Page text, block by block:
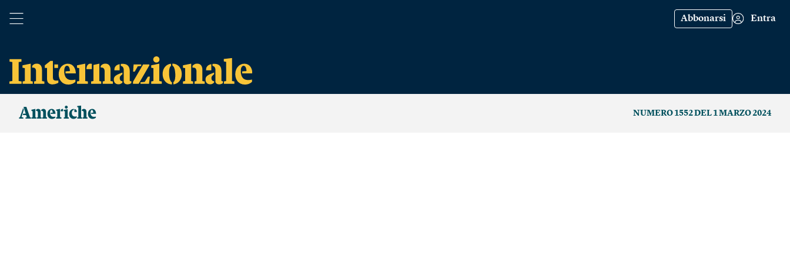
Abbonarsi Entra
Americhe NUMERO 1552 DEL 1 MARZO 2024